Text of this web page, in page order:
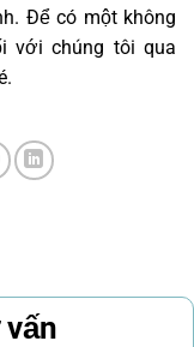
Để có một không
với chúng tôi qua